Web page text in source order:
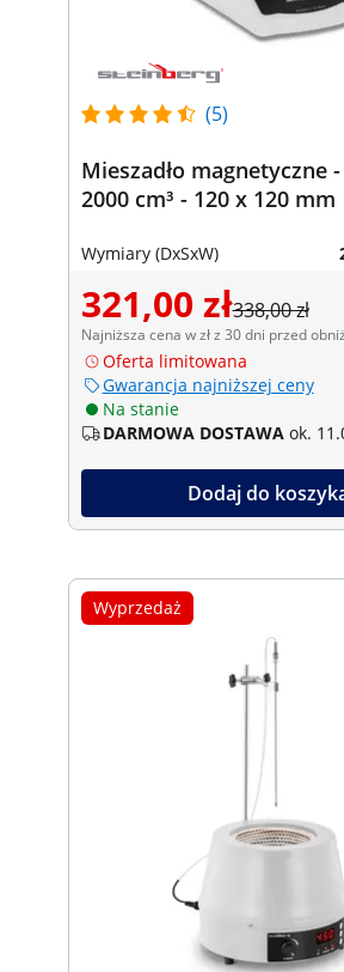
(5)
Mieszadło magnetyczne -
2000 cm³ - 120 x 120 mm
Wymiary (DxSxW)
321,00 zł338,00 zł
Najniższa cena w zł z 30 dni przed
Oferta limitowana
Gwarancja najniższej ceny
Na stanie
DARMOWA DOSTAWA ok.
Dodaj do
Wyprzedaż